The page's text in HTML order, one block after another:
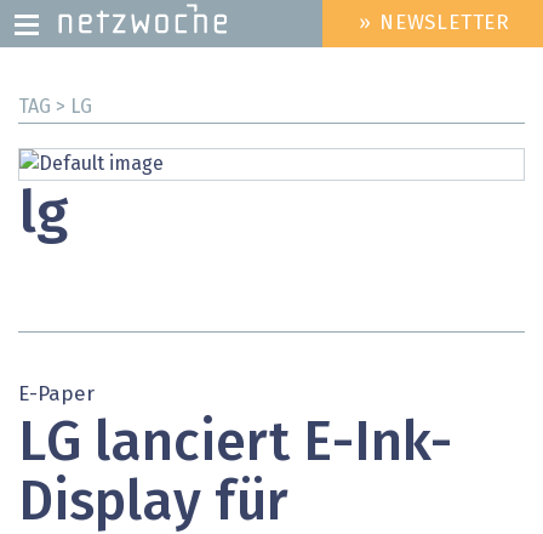
zum
HEADER
MENU
» NEWSLETTER
TAG > LG
lg
E-Paper
LG lanciert E-Ink-
Display für